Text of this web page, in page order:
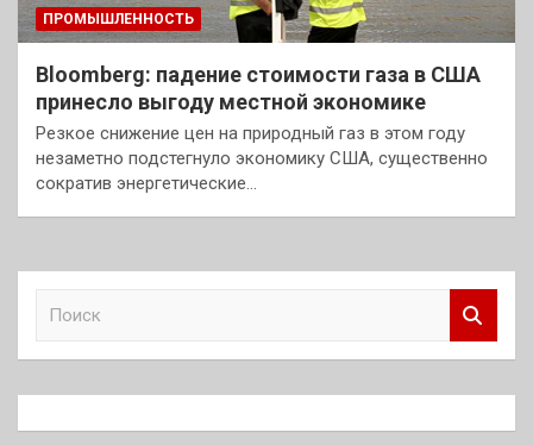
ПРОМЫШЛЕННОСТЬ
Bloomberg: падение стоимости газа в США
принесло выгоду местной экономике
Резкое снижение цен на природный газ в этом году
незаметно подстегнуло экономику США, существенно
сократив энергетические…
к